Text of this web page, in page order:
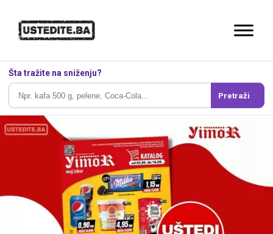
Šta tražite na sniženju?
Pretraži